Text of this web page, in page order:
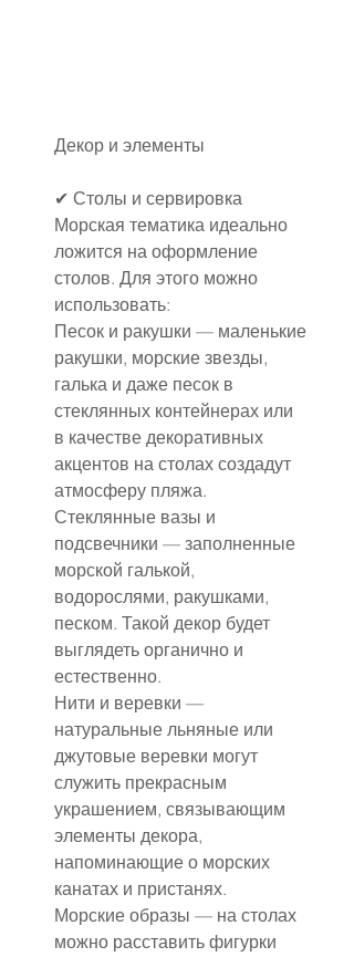
Декор и элементы
✔ Столы и сервировка
Морская тематика идеально
ложится на оформление
столов. Для этого можно
использовать:
Песок и ракушки — маленькие
ракушки, морские звезды,
галька и даже песок в
стеклянных контейнерах или
в качестве декоративных
акцентов на столах создадут
атмосферу пляжа.
Стеклянные вазы и
подсвечники — заполненные
морской галькой,
водорослями, ракушками,
песком. Такой декор будет
выглядеть органично и
естественно.
Нити и веревки —
натуральные льняные или
джутовые веревки могут
служить прекрасным
украшением, связывающим
элементы декора,
напоминающие о морских
канатах и пристанях.
Морские образы — на столах
можно расставить фигурки